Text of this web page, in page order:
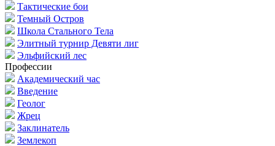
Тактические бои
Темный Остров
Школа Стального Тела
Элитный турнир Девяти лиг
Эльфийский лес
Профессии
Академический час
Введение
Геолог
Жрец
Заклинатель
Землекоп